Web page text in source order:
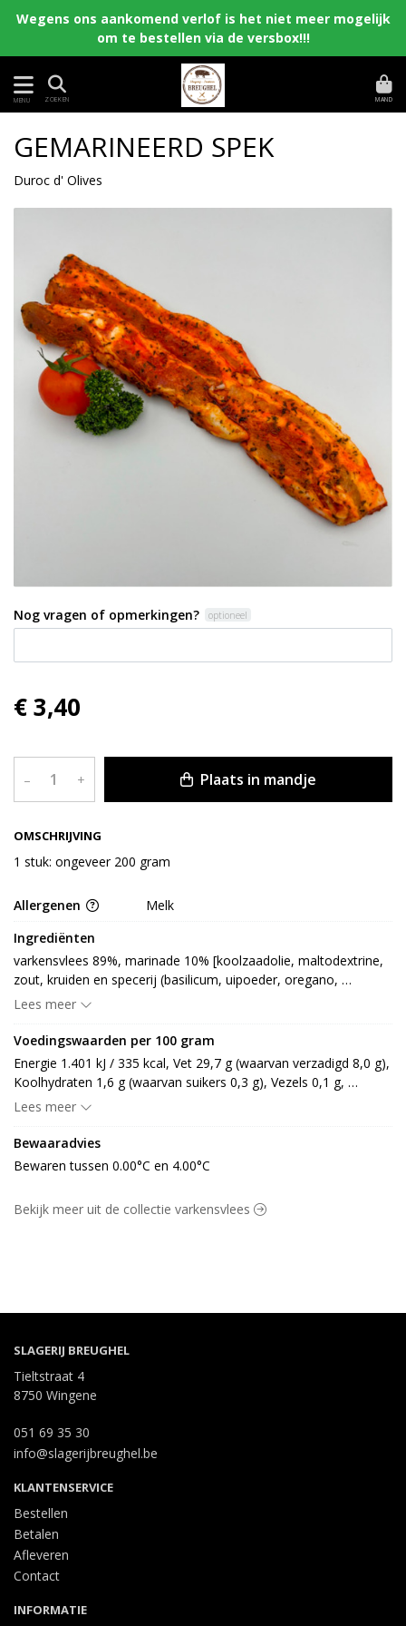
Wegens ons aankomend verlof is het niet meer mogelijk
om te bestellen via de versbox!!!
MENU ZOEKEN MAND
OMSCHRIJVING
1 stuk: ongeveer 200 gram
GEMARINEERD SPEK
Duroc d' Olives
Nog vragen of opmerkingen? optioneel
€ 3,40
– + Plaats in mandje
Allergenen
Melk
Ingrediënten
varkensvlees 89%, marinade 10% [koolzaadolie, maltodextrine,
zout, kruiden en specerij (basilicum, uipoeder, oregano,
marjolein, peterselie, bonenkruid), aroma (MELK), knoflook]
Lees meer
Voedingswaarden per 100 gram
Energie 1.401 kJ / 335 kcal, Vet 29,7 g (waarvan verzadigd 8,0 g),
Koolhydraten 1,6 g (waarvan suikers 0,3 g), Vezels 0,1 g,
Eiwitten 15,2 g, Zout 1,2 g.
Lees meer
Bewaaradvies
Bewaren tussen 0.00°C en 4.00°C
Bekijk meer uit de collectie varkensvlees
SLAGERIJ BREUGHEL
Tieltstraat 4
8750 Wingene
051 69 35 30
info@slagerijbreughel.be
KLANTENSERVICE
Bestellen
Betalen
Afleveren
Contact
INFORMATIE